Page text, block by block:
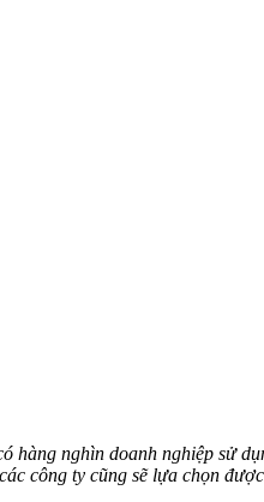
nghìn doanh nghiệp sử
công ty cũng sẽ lựa chọn